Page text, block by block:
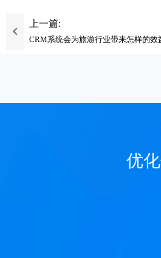
上一篇:
CRM系统会为旅游行业带来怎样的效
优